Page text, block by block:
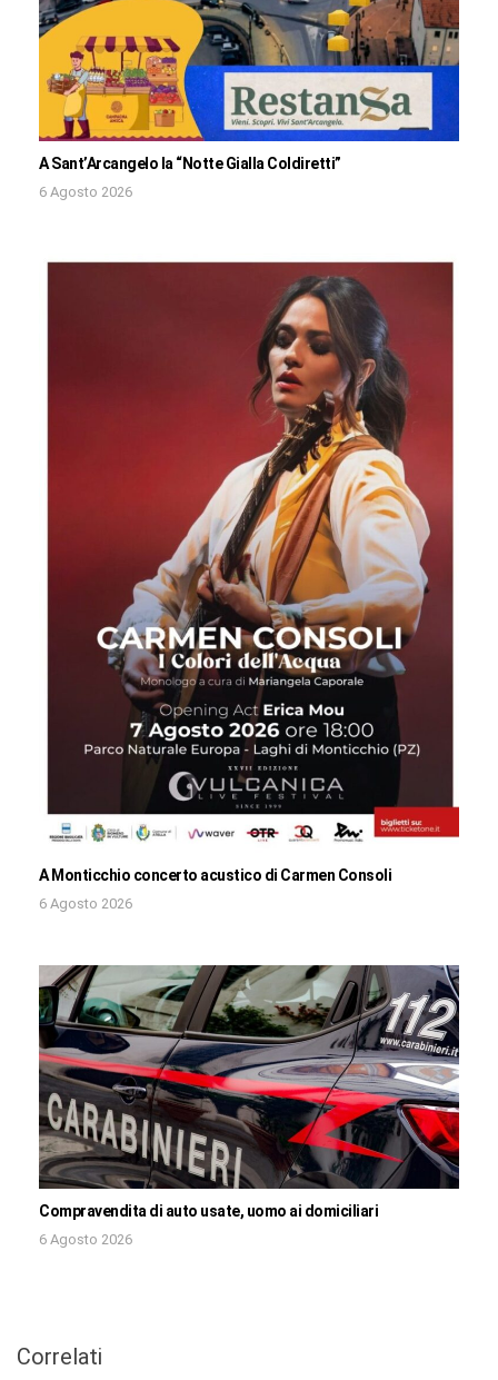
A Sant’Arcangelo la “Notte Gialla Coldiretti”
6 Agosto 2026
A Monticchio concerto acustico di Carmen Consoli
6 Agosto 2026
Compravendita di auto usate, uomo ai domiciliari
6 Agosto 2026
Correlati